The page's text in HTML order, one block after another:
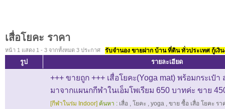
เสื่อโยคะ ราคา
หน้า 1 แสดง 1 - 3 จากทั้งหมด 3 ประกาศ รับจำนอง ขายฝาก บ้าน ที่ดิน ทั่วประเทศ กู้เงิ
รูป รายละเอียด
+++ ขายถูก +++ เสื่อโยคะ(Yoga mat) พร้อมกระเป๋
มาจากแผนกกีฬาในเอ็มโพเรียม 650 บาทค่ะ ขาย
[กีฬาในร่ม Indoor] ค้นหา : เสื่อ , โยคะ , yoga , ขาย ซื้อ เสื่อ โยคะ รา